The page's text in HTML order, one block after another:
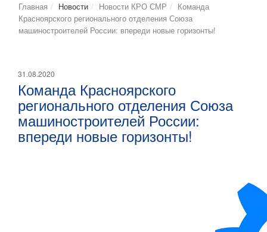
Главная Новости Новости КРО СМР
Команда
Красноярского регионального отделения Союза
машиностроителей России: впереди новые горизонты!
31.08.2020
Команда Красноярского
регионального отделения Союза
машиностроителей России:
впереди новые горизонты!